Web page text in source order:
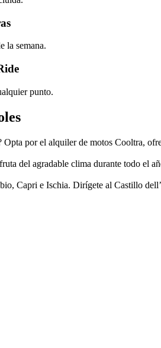
la semana.
punto.
Opta por el alquiler de motos Cooltra,
del agradable clima durante todo el
Capri e Ischia. Dirígete al Castillo